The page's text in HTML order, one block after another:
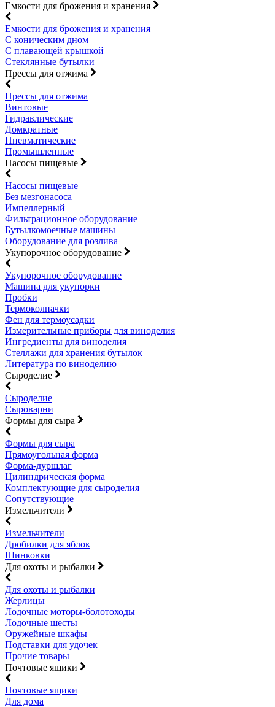
Емкости для брожения и хранения
Емкости для брожения и хранения
С коническим дном
С плавающей крышкой
Стеклянные бутылки
Прессы для отжима
Прессы для отжима
Винтовые
Гидравлические
Домкратные
Пневматические
Промышленные
Насосы пищевые
Насосы пищевые
Без мезгонасоса
Импеллерный
Фильтрационное оборудование
Бутылкомоечные машины
Оборудование для розлива
Укупорочное оборудование
Укупорочное оборудование
Машина для укупорки
Пробки
Термоколпачки
Фен для термоусадки
Измерительные приборы для виноделия
Ингредиенты для виноделия
Стеллажи для хранения бутылок
Литература по виноделию
Сыроделие
Сыроделие
Сыроварни
Формы для сыра
Формы для сыра
Прямоугольная форма
Форма-дуршлаг
Цилиндрическая форма
Комплектующие для сыроделия
Сопутствующие
Измельчители
Измельчители
Дробилки для яблок
Шинковки
Для охоты и рыбалки
Для охоты и рыбалки
Жерлицы
Лодочные моторы-болотоходы
Лодочные шесты
Оружейные шкафы
Подставки для удочек
Прочие товары
Почтовые ящики
Почтовые ящики
Для дома